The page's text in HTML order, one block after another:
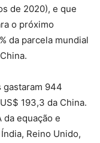
de 2020), e que
o próximo
da parcela mundial
gastaram 944
193,3 da China.
da equação e
Reino Unido,